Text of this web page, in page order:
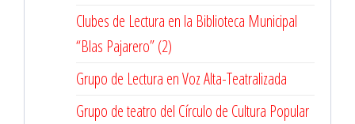
Clubes de Lectura en la Biblioteca Municipal
“Blas Pajarero” (2)
Grupo de Lectura en Voz Alta-Teatralizada
Grupo de teatro del Círculo de Cultura Popular